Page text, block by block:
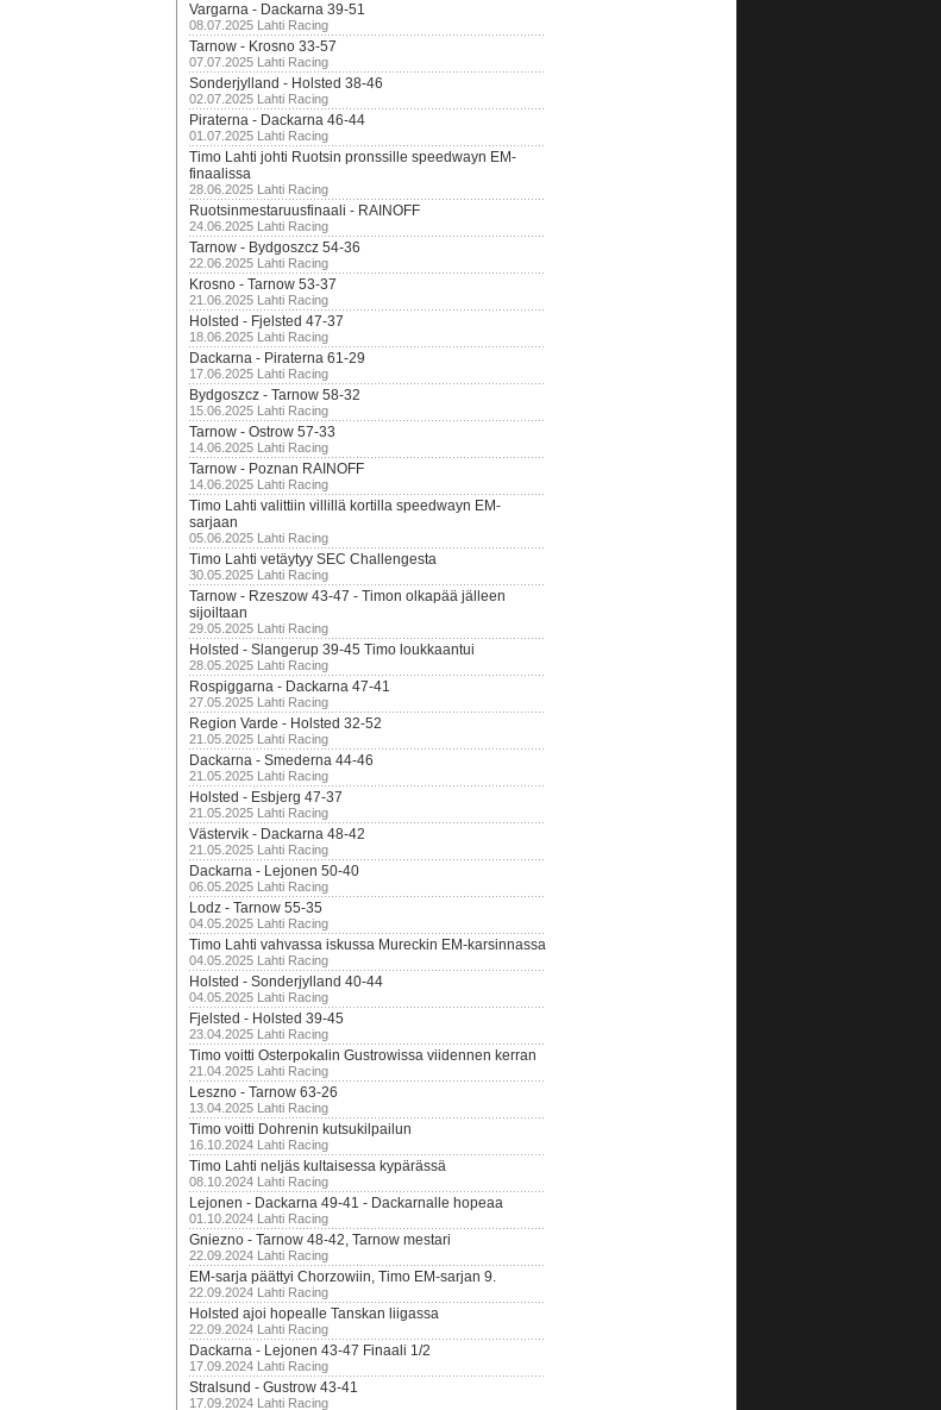
Vargarna - Dackarna 39-51
08.07.2025 Lahti Racing
Tarnow - Krosno 33-57
07.07.2025 Lahti Racing
Sonderjylland - Holsted 38-46
02.07.2025 Lahti Racing
Piraterna - Dackarna 46-44
01.07.2025 Lahti Racing
Timo Lahti johti Ruotsin pronssille speedwayn EM-
finaalissa
28.06.2025 Lahti Racing
Ruotsinmestaruusfinaali - RAINOFF
24.06.2025 Lahti Racing
Tarnow - Bydgoszcz 54-36
22.06.2025 Lahti Racing
Krosno - Tarnow 53-37
21.06.2025 Lahti Racing
Holsted - Fjelsted 47-37
18.06.2025 Lahti Racing
Dackarna - Piraterna 61-29
17.06.2025 Lahti Racing
Bydgoszcz - Tarnow 58-32
15.06.2025 Lahti Racing
Tarnow - Ostrow 57-33
14.06.2025 Lahti Racing
Tarnow - Poznan RAINOFF
14.06.2025 Lahti Racing
Timo Lahti valittiin villillä kortilla speedwayn EM-
sarjaan
05.06.2025 Lahti Racing
Timo Lahti vetäytyy SEC Challengesta
30.05.2025 Lahti Racing
Tarnow - Rzeszow 43-47 - Timon olkapää jälleen
sijoiltaan
29.05.2025 Lahti Racing
Holsted - Slangerup 39-45 Timo loukkaantui
28.05.2025 Lahti Racing
Rospiggarna - Dackarna 47-41
27.05.2025 Lahti Racing
Region Varde - Holsted 32-52
21.05.2025 Lahti Racing
Dackarna - Smederna 44-46
21.05.2025 Lahti Racing
Holsted - Esbjerg 47-37
21.05.2025 Lahti Racing
Västervik - Dackarna 48-42
21.05.2025 Lahti Racing
Dackarna - Lejonen 50-40
06.05.2025 Lahti Racing
Lodz - Tarnow 55-35
04.05.2025 Lahti Racing
Timo Lahti vahvassa iskussa Mureckin EM-karsinnassa
04.05.2025 Lahti Racing
Holsted - Sonderjylland 40-44
04.05.2025 Lahti Racing
Fjelsted - Holsted 39-45
23.04.2025 Lahti Racing
Timo voitti Osterpokalin Gustrowissa viidennen kerran
21.04.2025 Lahti Racing
Leszno - Tarnow 63-26
13.04.2025 Lahti Racing
Timo voitti Dohrenin kutsukilpailun
16.10.2024 Lahti Racing
Timo Lahti neljäs kultaisessa kypärässä
08.10.2024 Lahti Racing
Lejonen - Dackarna 49-41 - Dackarnalle hopeaa
01.10.2024 Lahti Racing
Gniezno - Tarnow 48-42, Tarnow mestari
22.09.2024 Lahti Racing
EM-sarja päättyi Chorzowiin, Timo EM-sarjan 9.
22.09.2024 Lahti Racing
Holsted ajoi hopealle Tanskan liigassa
22.09.2024 Lahti Racing
Dackarna - Lejonen 43-47 Finaali 1/2
17.09.2024 Lahti Racing
Stralsund - Gustrow 43-41
17.09.2024 Lahti Racing